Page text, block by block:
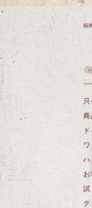
福
商
ワ
ハ
試